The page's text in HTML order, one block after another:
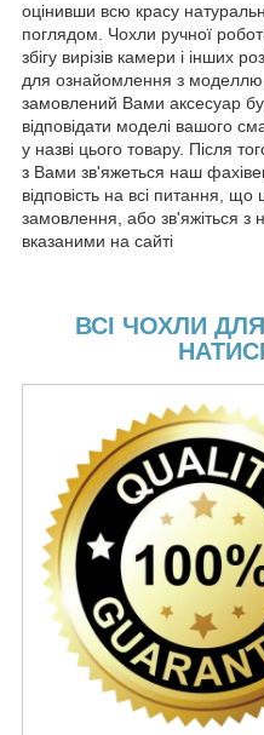
оцінивши всю красу
поглядом. Чохли ручної
збігу вирізів камери і інших
для ознайомлення з
замовлений Вами аксесуар
відповідати моделі вашого
у назві цього товару. Після
з Вами зв'яжеться наш
відповість на всі питання,
замовлення, або зв'яжіться
вказаними на сайті
ВСІ ЧОХЛИ ДЛЯ